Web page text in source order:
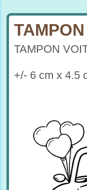
TAMPON
+/- 6 cm x 4.5